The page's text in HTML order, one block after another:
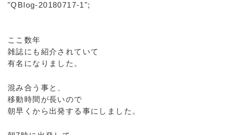
"QBlog-20180717-1";
ここ数年
雑誌にも紹介されていて
有名になりました。
混み合う事と、
移動時間が長いので
朝早くから出発する事にしました。